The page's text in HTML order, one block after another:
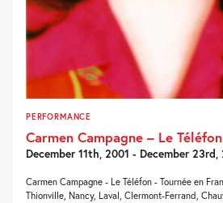
PERFORMANCE
Carmen Campagne – Le Téléfon
December 11th, 2001 - December 23rd,
Carmen Campagne - Le Téléfon - Tournée en
Thionville, Nancy, Laval, Clermont-Ferrand,